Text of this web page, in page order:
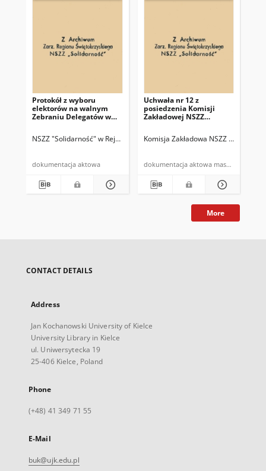
Protokół z wyboru
elektorów na walnym
Zebraniu Delegatów w
NSZZ "Solidarność" w Rejonie Budowy Dróg w Kielcach Komisja
dokumentacja aktowa
Uchwała nr 12 z
posiedzenia Komisji
Zakładowej NSZZ
Komisja Zakładowa NSZZ
dokumentacja aktowa maszynopis
More
CONTACT DETAILS
Address
Jan Kochanowski University of Kielce
University Library in Kielce
ul. Uniwersytecka 19
25-406 Kielce, Poland
Phone
(+48) 41 349 71 55
E-Mail
buk@ujk.edu.pl